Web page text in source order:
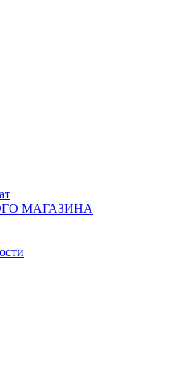
МАГАЗИНА